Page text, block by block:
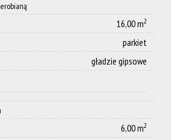
16,00 m2
parkiet
gładzie gipsowe
6,00 m2